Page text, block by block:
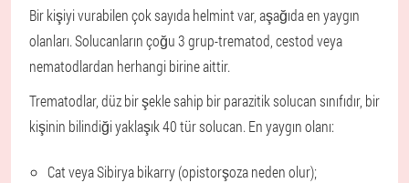
Bir kişiyi vurabilen çok sayıda helmint var, aşağıda en yaygın
olanları. Solucanların çoğu 3 grup-trematod, cestod veya
nematodlardan herhangi birine aittir.
Trematodlar, düz bir şekle sahip bir parazitik solucan sınıfıdır, bir
kişinin bilindiği yaklaşık 40 tür solucan. En yaygın olanı:
Cat veya Sibirya bikarry (opistorşoza neden olur);